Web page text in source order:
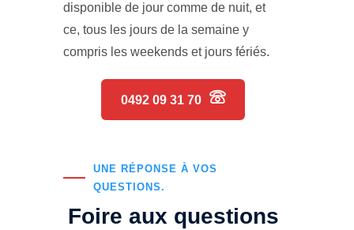
disponible de jour comme de nuit, et
ce, tous les jours de la semaine y
compris les weekends et jours fériés.
0492 09 31 70
UNE RÉPONSE À VOS
QUESTIONS.
Foire aux questions